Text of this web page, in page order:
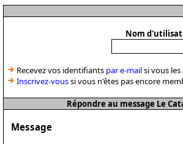
Nom
Recevez vos identifiants par e-mailsi vous
Inscrivez-voussi vous n'êtes pas encore
Répondre au message Le
Message